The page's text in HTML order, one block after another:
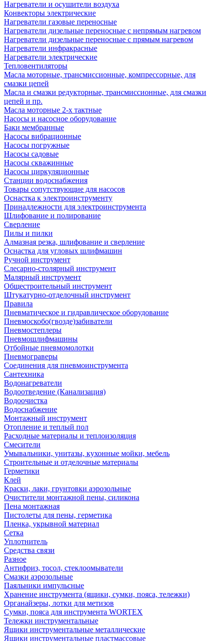
Нагреватели и осушители воздуха
Конвекторы электрические
Нагреватели газовые переносные
Нагреватели дизельные переносные с непрямым нагревом
Нагреватели дизельные переносные с прямым нагревом
Нагреватели инфракрасные
Нагреватели электрические
Тепловентиляторы
Масла моторные, трансмиссионные, компрессорные, для
смазки цепей
Масла и смазки редукторные, трансмиссионные, для смазки
цепей и пр.
Масла моторные 2-х тактные
Насосы и насосное оборудование
Баки мембранные
Насосы вибрационные
Насосы погружные
Насосы садовые
Насосы скважинные
Насосы циркуляционные
Станции водоснабжения
Товары сопутствующие для насосов
Оснастка к электроинструменту
Принадлежности для электроинструмента
Шлифование и полирование
Сверление
Пилы и пилки
Алмазная резка, шлифование и сверление
Оснастка для угловых шлифмашин
Ручной инструмент
Слесарно-столярный инструмент
Малярный инструмент
Общестроительный инструмент
Штукатурно-отделочный инструмент
Правила
Пневматическое и гидравлическое оборудование
Пневмоскобо(гвозде)забиватели
Пневмостеплеры
Пневмошлифмашины
Отбойные пневмомолотки
Пневмограверы
Соединения для пневмоинструмента
Сантехника
Водонагреватели
Водоотведение (Канализация)
Водоочистка
Водоснабжение
Монтажный инструмент
Отопление и теплый пол
Расходные материалы и теплоизоляция
Смесители
Умывальники, унитазы, кухонные мойки, мебель
Строительные и отделочные материалы
Герметики
Клей
Краски, лаки, грунтовки аэрозольные
Очистители монтажной пены, силикона
Пена монтажная
Пистолеты для пены, герметика
Пленка, укрывной материал
Сетка
Уплотнитель
Средства связи
Разное
Антифриз, тосол, стеклоомыватели
Смазки аэрозольные
Паяльники импульсные
Хранение инструмента (ящики, сумки, пояса, тележки)
Органайзеры, лотки для метизов
Сумки, пояса для инструмента WORTEX
Тележки инструментальные
Ящики инструментальные металлические
Ящики инструментальные пластмассовые